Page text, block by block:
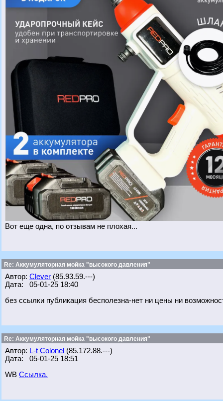
Вот еще одна, по отзывам не плохая...
Re: Аккумуляторная мойка "высокого давления"
Автор: Clever (85.93.59.---)
Дата: 05-01-25 18:40
без ссылки публикация бесполезна-нет ни цены ни
Re: Аккумуляторная мойка "высокого давления"
Автор: L-t Colonel (85.172.88.---)
Дата: 05-01-25 18:51
WB Ссылка.